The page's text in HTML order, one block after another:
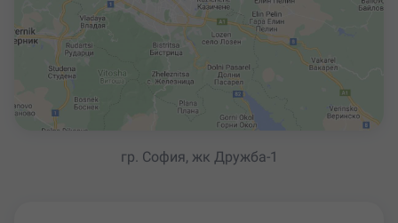
гр. София, жк Дружба-1